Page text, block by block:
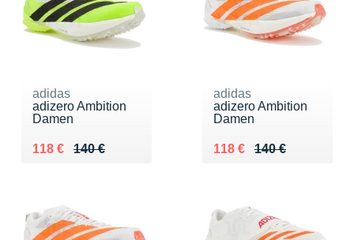
adidas
adizero Ambition
Damen
140 €
Au lieu de 140 €
118 €
Vendu 118 €
adidas
adizero Ambition
Damen
140 €
Au lieu de 140 €
118 €
Vendu 118 €